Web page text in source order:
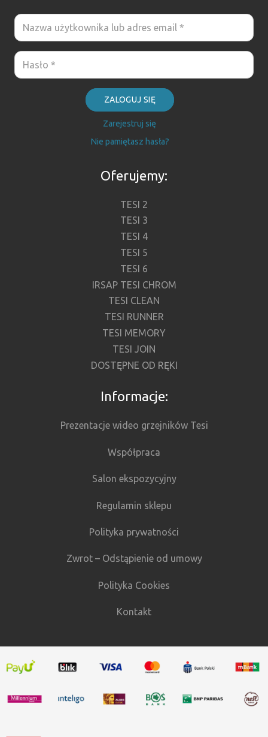
ZALOGUJ SIĘ
Zarejestruj się
Nie pamiętasz hasła?
Oferujemy:
TESI 2
TESI 3
TESI 4
TESI 5
TESI 6
IRSAP TESI CHROM
TESI CLEAN
TESI RUNNER
TESI MEMORY
TESI JOIN
DOSTĘPNE OD RĘKI
Informacje:
Prezentacje wideo grzejników Tesi
Współpraca
Salon ekspozycyjny
Regulamin sklepu
Polityka prywatności
Zwrot – Odstąpienie od umowy
Polityka Cookies
Kontakt